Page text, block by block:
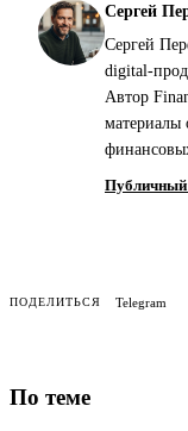
Сергей
Сергей
digital-
Автор
материалы
Публичный
ПОДЕЛИТЬСЯ Telegram
По теме